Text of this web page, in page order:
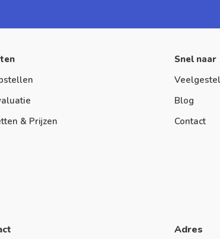
& Prijzen
Snel naar
Blog
Contact
Adres